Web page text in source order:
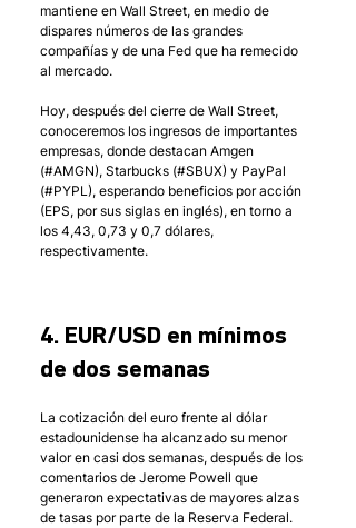
mantiene en Wall Street, en medio de
dispares números de las grandes
compañías y de una Fed que ha remecido
al mercado.
Hoy, después del cierre de Wall Street,
conoceremos los ingresos de importantes
empresas, donde destacan Amgen
(#AMGN), Starbucks (#SBUX) y PayPal
(#PYPL), esperando beneficios por acción
(EPS, por sus siglas en inglés), en torno a
los 4,43, 0,73 y 0,7 dólares,
respectivamente.
4. EUR/USD en mínimos
de dos semanas
La cotización del euro frente al dólar
estadounidense ha alcanzado su menor
valor en casi dos semanas, después de los
comentarios de Jerome Powell que
generaron expectativas de mayores alzas
de tasas por parte de la Reserva Federal.